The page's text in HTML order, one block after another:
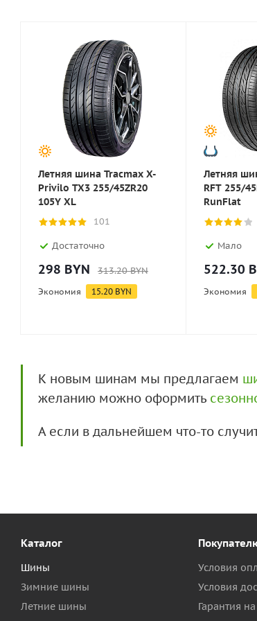
Летняя шина Tracmax X-
Privilo TX3 255/45ZR20
105Y XL
101
Достаточно
298 BYN 313.20BYN
Экономия 15.20 BYN
Летняя
RFT 255/
RunFlat
Мало
522.30
Экономия
К новым шинам мы предлагаем
желанию можно оформить
А если в дальнейшем что-то
Каталог
Шины
Зимние шины
Летние шины
Условия
Условия
Гарантия